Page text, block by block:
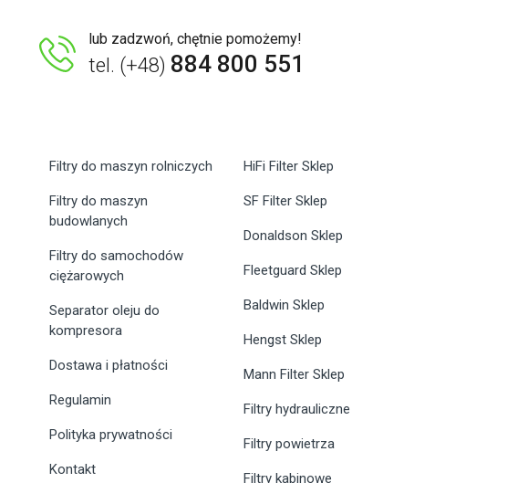
lub zadzwoń, chętnie pomożemy!
tel. (+48) 884 800 551
Filtry do maszyn rolniczych
Filtry do maszyn
budowlanych
Filtry do samochodów
ciężarowych
Separator oleju do
kompresora
Dostawa i płatności
Regulamin
Polityka prywatności
Kontakt
HiFi Filter Sklep
SF Filter Sklep
Donaldson Sklep
Fleetguard Sklep
Baldwin Sklep
Hengst Sklep
Mann Filter Sklep
Filtry hydrauliczne
Filtry powietrza
Filtry kabinowe